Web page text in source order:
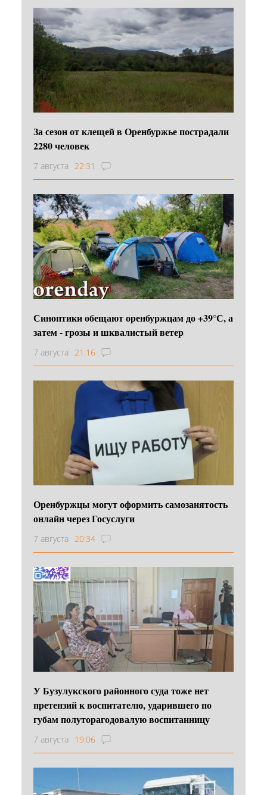
За сезон от клещей в Оренбуржье пострадали
2280 человек
7 августа 22:31
Синоптики обещают оренбуржцам до +39°С, а
затем - грозы и шквалистый ветер
7 августа 21:16
Оренбуржцы могут оформить самозанятость
онлайн через Госуслуги
7 августа 20:34
У Бузулукского районного суда тоже нет
претензий к воспитателю, ударившего по
губам полуторагодовалую воспитанницу
7 августа 19:06